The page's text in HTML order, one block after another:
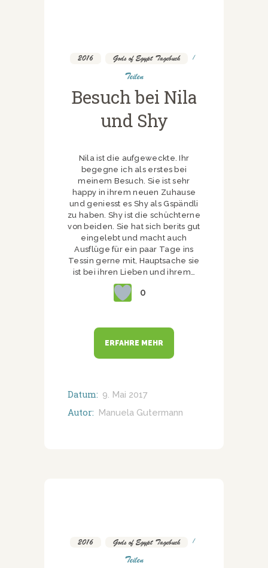
2016 Gods of Egypt Tagebuch
Teilen
Besuch bei Nila
und Shy
Nila ist die aufgeweckte. Ihr
begegne ich als erstes bei
meinem Besuch. Sie ist sehr
happy in ihrem neuen Zuhause
und geniesst es Shy als Gspändli
zu haben. Shy ist die schüchterne
von beiden. Sie hat sich berits gut
eingelebt und macht auch
Ausflüge für ein paar Tage ins
Tessin gerne mit, Hauptsache sie
ist bei ihren Lieben und ihrem…
0
ERFAHRE MEHR
Datum: 9. Mai 2017
Autor: Manuela Gutermann
2016 Gods of Egypt Tagebuch
Teilen